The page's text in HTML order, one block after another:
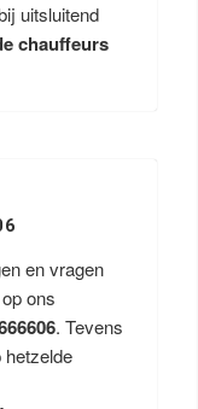
uitsluitend
chauffeurs
en vragen
ons
. Tevens